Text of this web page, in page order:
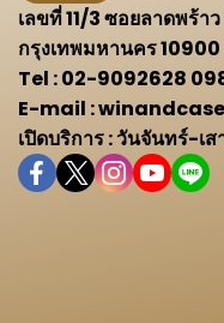
เลขที่ 11/3 ซอยลาดพร้า
กรุงเทพมหานคร
Tel : 02-9092628
E-mail :
เปิดบริการ : วันจันทร์-เ